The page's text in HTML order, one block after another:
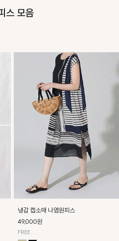
스 모음
냉감 캡소매 나염원피스
49,000원
FREE